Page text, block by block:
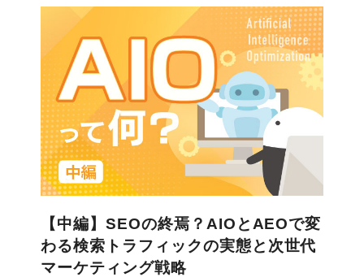
【中編】SEOの終焉？AIOとAEOで変
わる検索トラフィックの実態と次世代
マーケティング戦略